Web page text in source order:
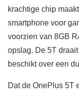
krachtige chip
smartphone voor
voorzien van 8GB
opslag. De 5T
beschikt over een
Dat de OnePlus 5T